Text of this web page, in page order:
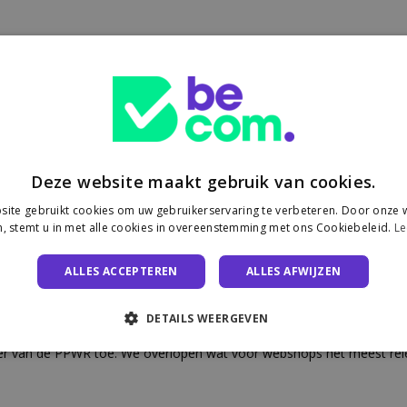
PPWR (Packaging and Packaging Waste Regulation)
De impact op de manier waarop producten
hergebruik, recyclage en het tegengaan van
van de PPWR toe. We overlopen wat voor webshops het meest
Deze website maakt gebruik van cookies.
gebruikt cookies om uw gebruikerservaring te verbeteren. Door onze
stemt u in met alle cookies in overeenstemming met ons Cookiebeleid.
ALLES ACCEPTEREN ALLES AFWIJZEN
DETAILS WEERGEVEN